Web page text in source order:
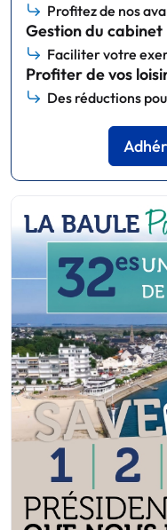
Profitez de nos
Gestion du cabinet
Faciliter votre
Profiter de vos
Des réductions